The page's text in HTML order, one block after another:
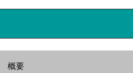
概要